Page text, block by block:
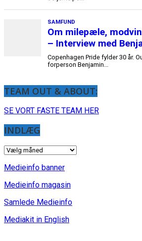
TEAM OUT & ABOUT:
SE VORT FASTE TEAM HER
INDLÆG
INDLÆG
Medieinfo banner
Medieinfo magasin
Samlede Medieinfo
Mediakit in English